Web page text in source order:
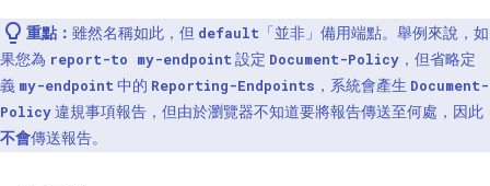
重點： 雖然名稱如此，但 default 「並非」 備用端點。舉例來說，如
果您為 report-to my-endpoint 設定 Document-Policy ，但省略定
義 my-endpoint 中的 Reporting-Endpoints ，系統會產生 Document-
Policy違規事項報告，但由於瀏覽器不知道要將報告傳送至何處，因此
不會傳送報告。